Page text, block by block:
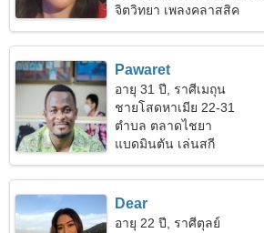
จิตวิทยา เพลงคลาสสิค
Pawaret
อายุ 31 ปี, ราศีเมถุน
ชายโสดหาเมีย 22-31
ตำบล ตลาดไชยา
แบดมินตัน เล่นสกี
Dear
อายุ 22 ปี, ราศีตุลย์